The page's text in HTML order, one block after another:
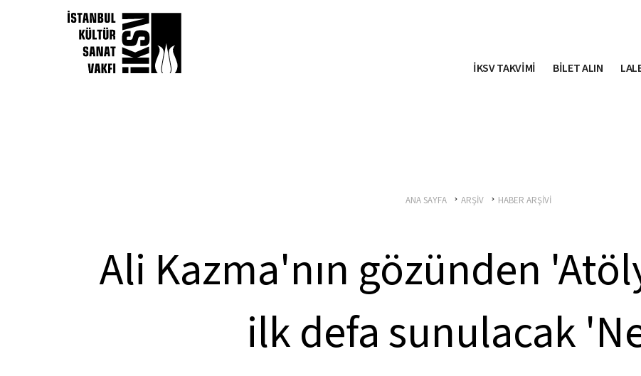
İKSV TAKVİMİ BİLET ALIN
ANA SAYFA ARŞİV HABER ARŞİVİ
Ali Kazma'nın gözünden
ilk defa sunulacak